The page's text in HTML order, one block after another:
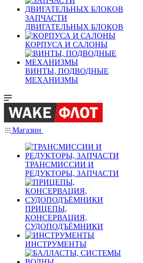
ЗАПЧАСТИ
ДВИГАТЕЛЬНЫХ БЛОКОВ
КОРПУСА И САЛОНЫ
ВИНТЫ, ПОДВОДНЫЕ
МЕХАНИЗМЫ
Магазин
ТРАНСМИССИИ И
РЕДУКТОРЫ, ЗАПЧАСТИ
ПРИЦЕПЫ,
КОНСЕРВАЦИЯ,
СУДОПОДЪЁМНИКИ
ИНСТРУМЕНТЫ